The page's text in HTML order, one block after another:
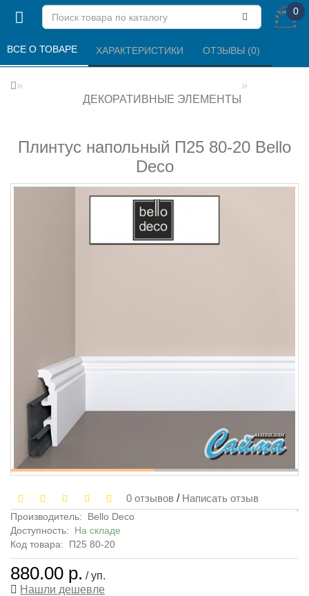
0
ДЕКОРАТИВНЫЕ ЭЛЕМЕНТЫ
Плинтус напольный П25 80-20 Bello
Deco
ВСЕ О ТОВАРЕ ХАРАКТЕРИСТИКИ ОТЗЫВЫ (0)
0 отзывов / Написать отзыв
Производитель:
Bello Deco
Доступность: На складе
Код товара:
П25 80-20
880.00 р. / уп.
Нашли дешевле